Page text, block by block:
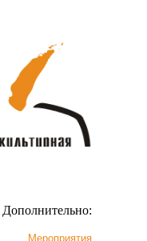
Дополнительно:
Мероприятия